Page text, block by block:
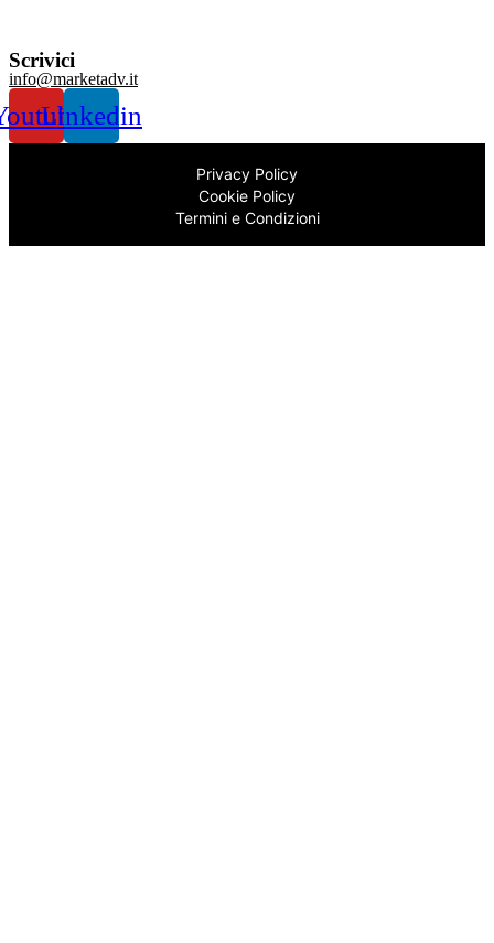
Scrivici
info@marketadv.it
Linkedin
Privacy Policy
Cookie Policy
Termini e Condizioni